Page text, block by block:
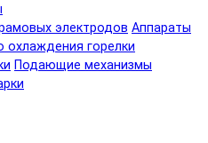
электродов Аппараты
охлаждения горелки
Подающие механизмы